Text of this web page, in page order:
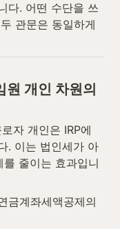
다. 어떤 수단을 쓰
관문은 동일하게
원 개인 차원의
자 개인은 IRP에
. 이는 법인세가 아
를 줄이는 효과입니
금계좌세액공제의